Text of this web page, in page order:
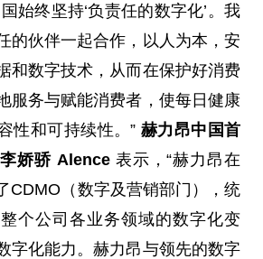
始终坚持‘负责任的数字化’。我
的伙伴一起合作，以人为本，安
和数字技术，从而在保护好消费
服务与赋能消费者，使每日健康
性和可持续性。” 赫力昂中国首
李娇骄 Alence 表示，“赫力昂在
CDMO（数字及营销部门），统
个公司各业务领域的数字化变
字化能力。赫力昂与领先的数字